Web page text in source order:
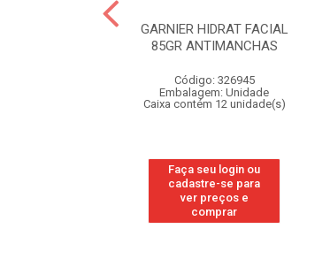
GARNIER HIDRAT FACIAL
85GR ANTIMANCHAS
Código: 326945
Embalagem: Unidade
Caixa contém 12 unidade(s)
Faça seu login ou
cadastre-se para
ver preços e
comprar